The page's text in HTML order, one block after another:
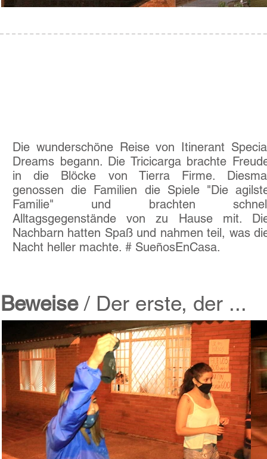
Die wunderschöne Reise von Itinerant
Dreams begann. Die Tricicarga brachte
in die Blöcke von Tierra Firme.
genossen die Familien die Spiele "Die
Familie" und brachten
Alltagsgegenstände von zu Hause mit.
Nachbarn hatten Spaß und nahmen teil, was
Nacht heller machte. # SueñosEnCasa.
Beweise/ Der erste, der ...